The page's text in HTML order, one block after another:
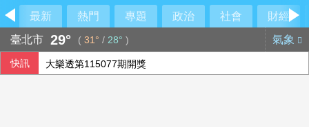
最新 熱門 專題 政治 社會
財經
臺北市 29° ( 31° / 28° ) 氣象
快訊 大樂透第115077期開獎